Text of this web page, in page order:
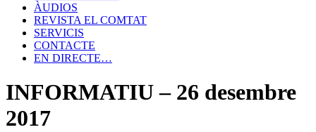
ÀUDIOS
REVISTA EL COMTAT
SERVICIS
CONTACTE
EN DIRECTE…
INFORMATIU – 26 desembre
2017